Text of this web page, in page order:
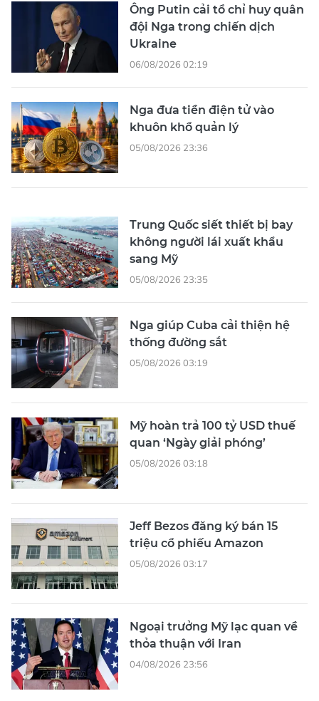
Ông Putin cải tổ chỉ huy quân
đội Nga trong chiến dịch
Ukraine
06/08/2026 02:19
Nga đưa tiền điện tử vào
khuôn khổ quản lý
05/08/2026 23:36
Trung Quốc siết thiết bị bay
không người lái xuất khẩu
sang Mỹ
05/08/2026 23:35
Nga giúp Cuba cải thiện hệ
thống đường sắt
05/08/2026 03:19
Mỹ hoàn trả 100 tỷ USD thuế
quan ‘Ngày giải phóng’
05/08/2026 03:18
Jeff Bezos đăng ký bán 15
triệu cổ phiếu Amazon
05/08/2026 03:17
Ngoại trưởng Mỹ lạc quan về
thỏa thuận với Iran
04/08/2026 23:56